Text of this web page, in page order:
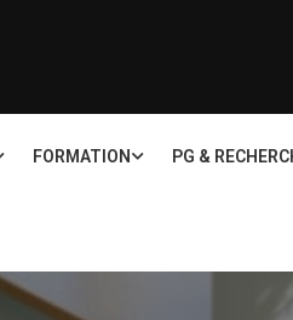
FORMATION PG &